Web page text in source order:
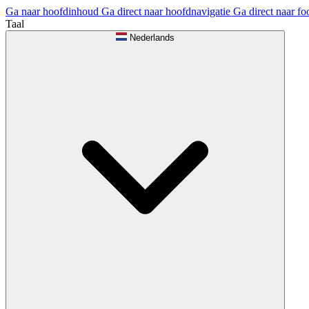
Ga naar hoofdinhoud Ga direct naar hoofdnavigatie Ga direct naar
Taal
Nederlands